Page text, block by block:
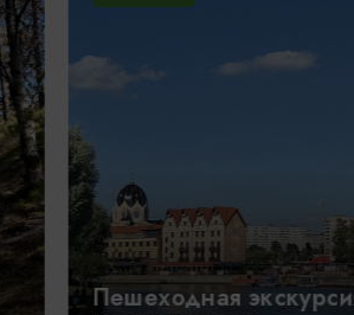
Обзорная экскурсия: